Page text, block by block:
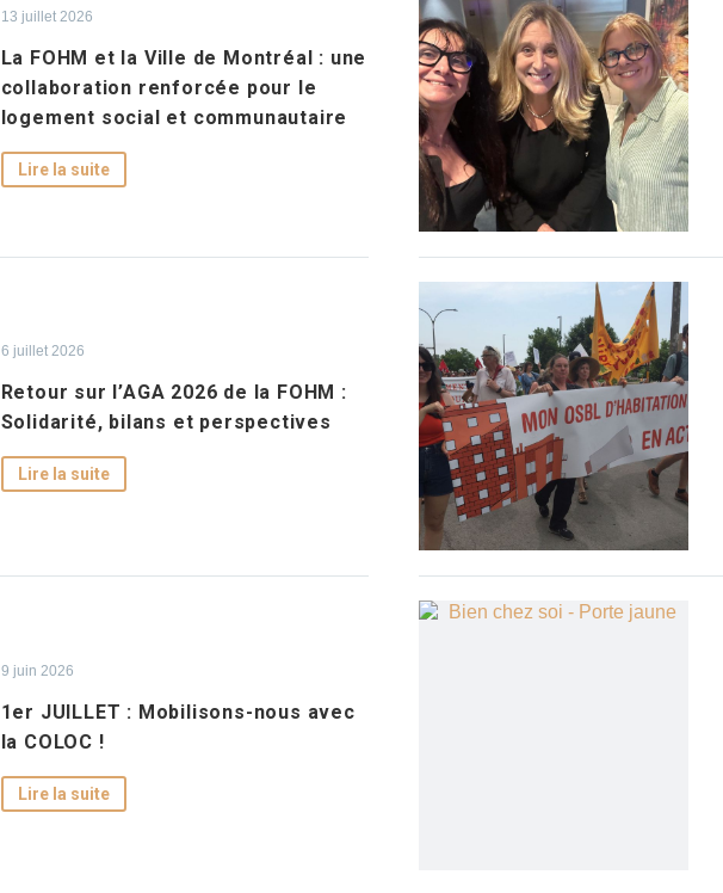
13 juillet 2026
La FOHM et la Ville de Montréal : une
collaboration renforcée pour le
logement social et communautaire
Lire la suite
6 juillet 2026
Retour sur l’AGA 2026 de la FOHM :
Solidarité, bilans et perspectives
Lire la suite
9 juin 2026
1er JUILLET : Mobilisons-nous avec
la COLOC !
Lire la suite